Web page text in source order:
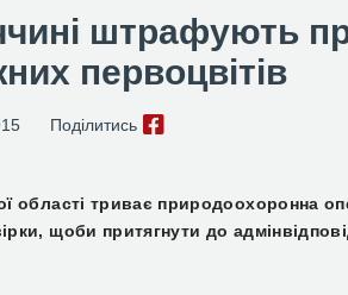
штрафують
первоцвітів
Поділитись
області триває природоохоронна
щоби притягнути до